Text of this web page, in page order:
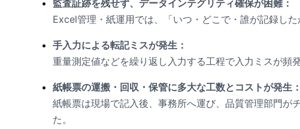
監査証跡を残せず、データインテグリティ確保が困難：
Excel管理・紙運用では、「いつ・どこで・誰が記録し
手入力による転記ミスが発生：
重量測定値などを繰り返し入力する工程で入力ミスが頻
紙帳票の運搬・回収・保管に多大な工数とコストが発生：
紙帳票は現場で記入後、事務所へ運び、品質管理部門
た。